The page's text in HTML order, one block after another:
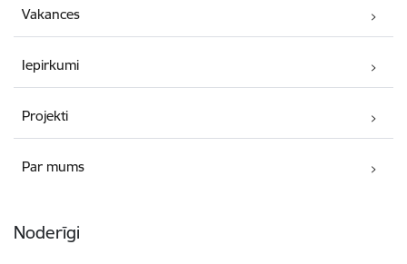
Vakances
Iepirkumi
Projekti
Par mums
Noderīgi